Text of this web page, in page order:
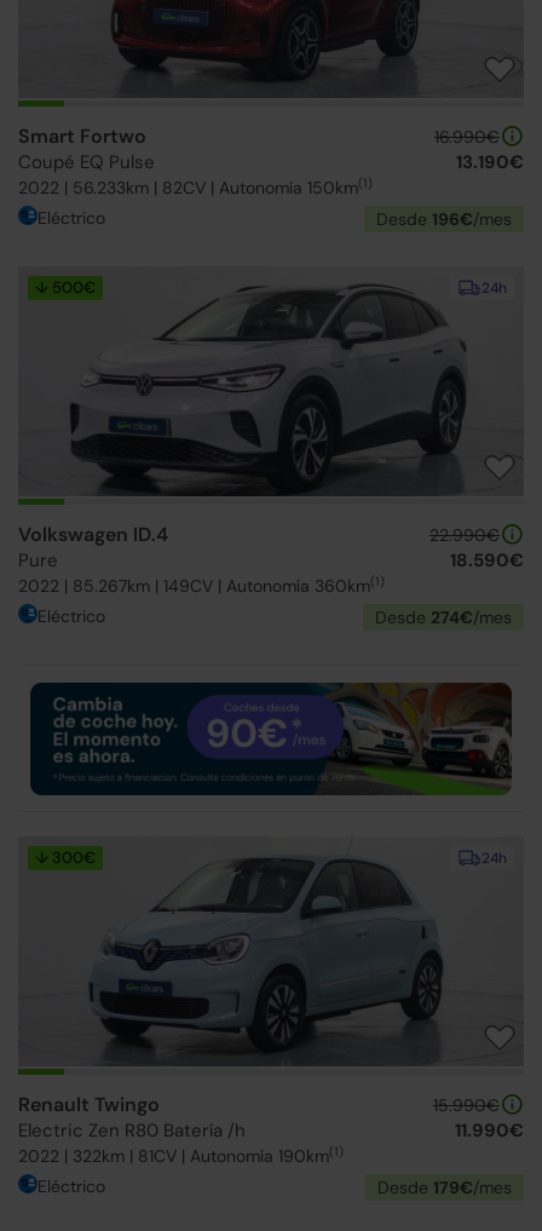
Smart Fortwo
Coupé EQ Pulse
2022 | 56.233km | 82CV | Autonomía 150km(1)
16.990€
13.190€
Eléctrico Desde 196€/mes
24h
↓ 500€
Volkswagen ID.4
Pure
2022 | 85.267km | 149CV | Autonomía 360km(1)
22.990€
18.590€
Eléctrico Desde 274€/mes
24h
↓ 300€
Renault Twingo
Electric Zen R80 Batería /h
2022 | 322km | 81CV | Autonomía 190km(1)
15.990€
11.990€
Eléctrico Desde 179€/mes